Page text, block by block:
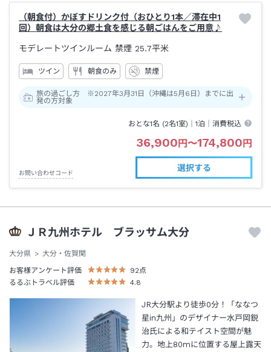
（朝食付）かぼすドリンク付（おひとり1本／滞在中1
回）朝食は大分の郷土食を感じる朝ごはんをご用意♪
モデレートツインルーム 禁煙 25.7平米
ツイン 朝食のみ 禁煙
旅の過ごし方 ※2027年3月31日（沖縄は5月6日）までに出
発の方対象
おとな1名 (2名1室)｜1泊 ｜消費税込
36,900 円 〜174,800 円
お問い合わせコード
選択する
ＪＲ九州ホテル ブラッサム大分
大分県
大分・佐賀関
お客様アンケート評価
92 点
るるぶトラベル評価
4.8
JR大分駅より徒歩0分！「ななつ
星in九州」のデザイナー水戸岡鋭
治氏による和テイスト空間が魅
力。地上80mに位置する屋上露天